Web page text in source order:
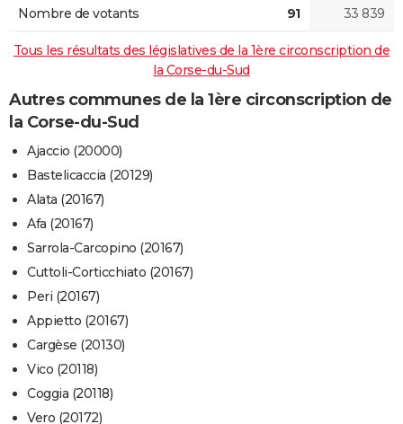
Nombre de votants 91 33 839
Tous les résultats des législatives de la 1ère circonscription de
la Corse-du-Sud
Autres communes de la 1ère circonscription de
la Corse-du-Sud
Ajaccio (20000)
Bastelicaccia (20129)
Alata (20167)
Afa (20167)
Sarrola-Carcopino (20167)
Cuttoli-Corticchiato (20167)
Peri (20167)
Appietto (20167)
Cargèse (20130)
Vico (20118)
Coggia (20118)
Vero (20172)